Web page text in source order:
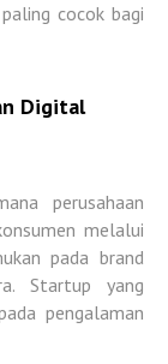
cocok bagi
Digital
perusahaan
melalui
pada brand
Startup yang
pengalaman